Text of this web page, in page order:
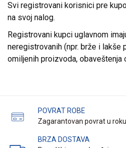
Svi registrovani korisnici pre
na svoj nalog.
Registrovani kupci uglavnom
neregistrovanih (npr. brže i lakše
omiljenih proizvoda, obaveštenja
POVRAT ROBE
Zagarantovan povrat u
BRZA DOSTAVA